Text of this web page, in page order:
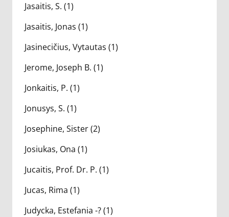
Jasaitis, S. (1)
Jasaitis, Jonas (1)
Jasinecičius, Vytautas (1)
Jerome, Joseph B. (1)
Jonkaitis, P. (1)
Jonusys, S. (1)
Josephine, Sister (2)
Josiukas, Ona (1)
Jucaitis, Prof. Dr. P. (1)
Jucas, Rima (1)
Judycka, Estefania -? (1)